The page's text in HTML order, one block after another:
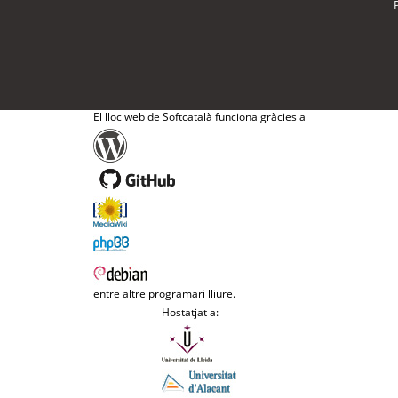
El lloc web de Softcatalà funciona gràcies a
entre altre programari lliure.
Hostatjat a: